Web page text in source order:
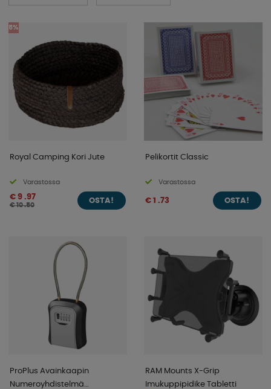
5%
Royal Camping Kori Jute
Varastossa
€ 9 .97
€ 10 .50
OSTA!
Pelikortit Classic
Varastossa
€ 1 .73 OSTA!
ProPlus Avainkaapin
Numeroyhdistelmä
RAM Mounts X-Grip
Imukuppipidike Tabletti